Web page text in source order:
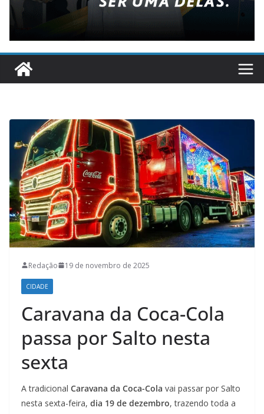
Redação 19 de novembro de 2025
CIDADE
Caravana da Coca-Cola
passa por Salto nesta
sexta
A tradicional Caravana da Coca-Cola vai passar por Salto
nesta sexta-feira, dia 19 de dezembro, trazendo toda a